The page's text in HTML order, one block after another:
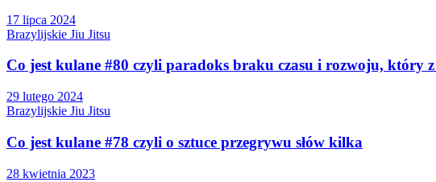
17 lipca 2024
Brazylijskie Jiu Jitsu
Co jest kulane #80 czyli paradoks braku czasu i rozwoju, który
29 lutego 2024
Brazylijskie Jiu Jitsu
Co jest kulane #78 czyli o sztuce przegrywu słów kilka
28 kwietnia 2023